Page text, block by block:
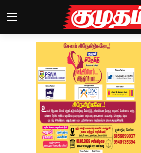
Magazines